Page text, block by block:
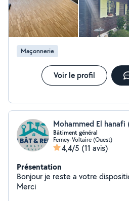
Maçonnerie
Voir le profil
Mohammed El hanafi
Bâtiment général
Ferney-Voltaire (Ouest)
4,4/5 (11 avis)
Présentation
Bonjour je reste a votre
Merci